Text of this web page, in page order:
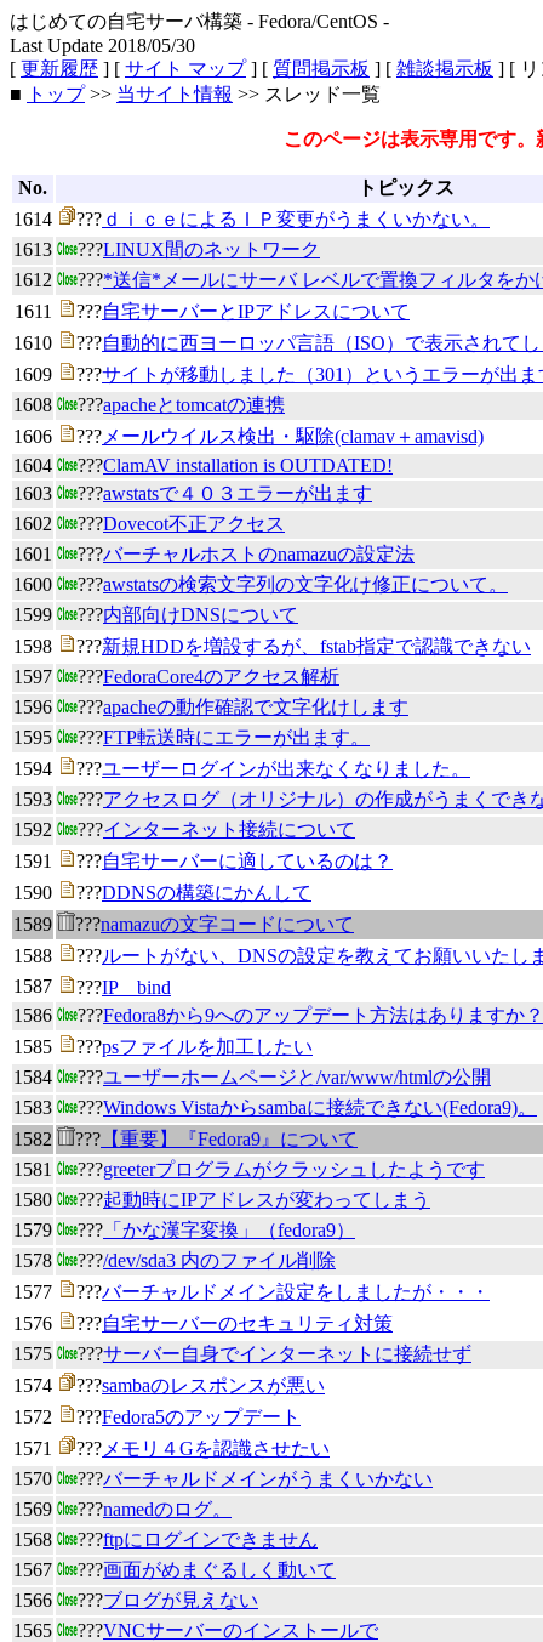
はじめての自宅サーバ構築 - Fedora/CentOS -
Last Update 2018/05/30
[ 更新履歴 ] [ サイト マップ] [ 質問掲示板 ] [ 雑談掲示板 ] [
■
トップ>> 当サイト情報 >> スレッド一覧
このページは表示専用です
No.
トピックス
1614
??? ｄｉｃｅによるＩＰ変更がうまくいかない。
1613
???LINUX間のネットワーク
1612
???*送信*メールにサーバ レベルで置換フィルタをか
1611
???自宅サーバーとIPアドレスについて
1610
???自動的に西ヨーロッパ言語（ISO）で表示されて
1609
???サイトが移動しました（301）というエラーが出ま
1608
???apacheとtomcatの連携
1606
??? メールウイルス検出・駆除(clamav＋amavisd)
1604
???ClamAV installation is OUTDATED!
1603
???awstatsで４０３エラーが出ます
1602
???Dovecot不正アクセス
1601
???バーチャルホストのnamazuの設定法
1600
???awstatsの検索文字列の文字化け修正について。
1599
???内部向けDNSについて
1598
???新規HDDを増設するが、fstab指定で認識できない
1597
???FedoraCore4のアクセス解析
1596
???apacheの動作確認で文字化けします
1595
???FTP転送時にエラーが出ます。
1594
???ユーザーログインが出来なくなりました。
1593
???アクセスログ（オリジナル）の作成がうまくでき
1592
???インターネット接続について
1591
???自宅サーバーに適しているのは？
1590
???DDNSの構築にかんして
1589
???namazuの文字コードについて
1588
???ルートがない、DNSの設定を教えてお願いいたし
1587
???IP bind
1586
???Fedora8から9へのアップデート方法はありますか？
1585
???psファイルを加工したい
1584
???ユーザーホームページと/var/www/htmlの公開
1583
???Windows Vistaからsambaに接続できない(Fedora9)。
1582
??? 【重要】『Fedora9』について
1581
???greeterプログラムがクラッシュしたようです
1580
???起動時にIPアドレスが変わってしまう
1579
??? 「かな漢字変換」（fedora9）
1578
???/dev/sda3 内のファイル削除
1577
???バーチャルドメイン設定をしましたが・・・
1576
???自宅サーバーのセキュリティ対策
1575
???サーバー自身でインターネットに接続せず
1574
???sambaのレスポンスが悪い
1572
???Fedora5のアップデート
1571
??? メモリ４Gを認識させたい
1570
???バーチャルドメインがうまくいかない
1569
???namedのログ。
1568
???ftpにログインできません
1567
???画面がめまぐるしく動いて
1566
???ブログが見えない
1565
???VNCサーバーのインストールで